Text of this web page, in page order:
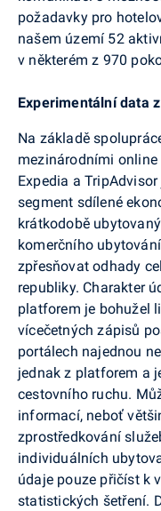
požadavky pro
našem území 52
v některém z 970
Experimentální data
Na základě
mezinárodními
Expedia a
segment sdílené
krátkodobě
komerčního
zpřesňovat odhady
republiky. Charakter
platforem je bohužel
vícečetných zápisů
portálech najednou
jednak z platforem a
cestovního ruchu.
informací, neboť
zprostředkování
individuálních
údaje pouze přičíst k
statistických šetření.